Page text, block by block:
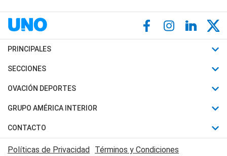
PRINCIPALES
Últimas Noticias
Política
Judiciales
Economia
SECCIONES
Horóscopo
Motores
Trucos caseros
Series y Películas
OVACIÓN DEPORTES
Fútbol
Mundial
Automovilismo
GRUPO AMÉRICA INTERIOR
Canal 7 en Vivo
CONTACTO
Acerca de Nosotros
Políticas de Privacidad Términos y Condiciones